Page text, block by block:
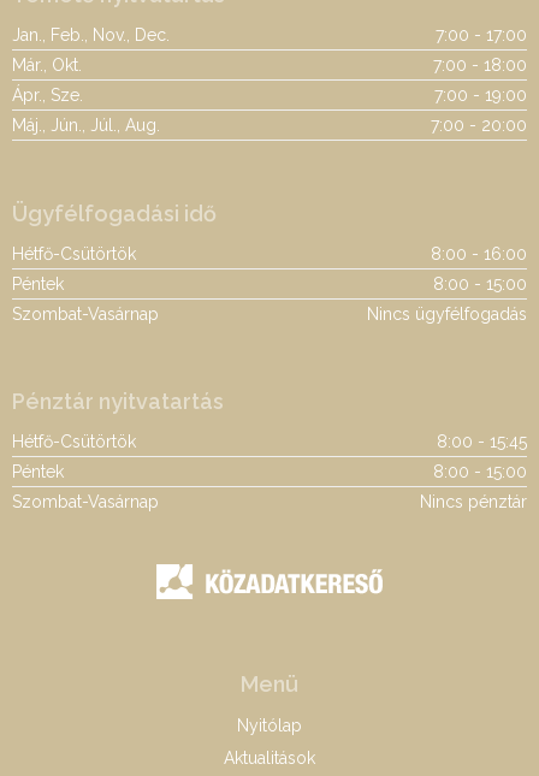
Jan., Feb., Nov., Dec.
7:00 - 17:00
Már., Okt.
7:00 - 18:00
Ápr., Sze.
7:00 - 19:00
Máj., Jún., Júl., Aug.
7:00 - 20:00
Ügyfélfogadási idő
Hétfő-Csütörtök
8:00 - 16:00
Péntek
8:00 - 15:00
Szombat-Vasárnap
Nincs ügyfélfogadás
Pénztár nyitvatartás
Hétfő-Csütörtök
8:00 - 15:45
Péntek
8:00 - 15:00
Szombat-Vasárnap
Nincs pénztár
Menü
Nyitólap
Aktualitások